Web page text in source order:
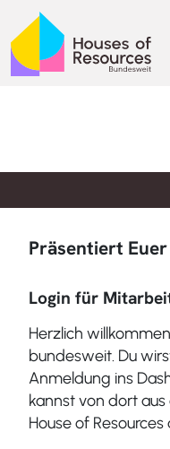
Präsentiert
Login für
Herzlich
bundesweit. Du
Anmeldung ins
kannst von dort
House of